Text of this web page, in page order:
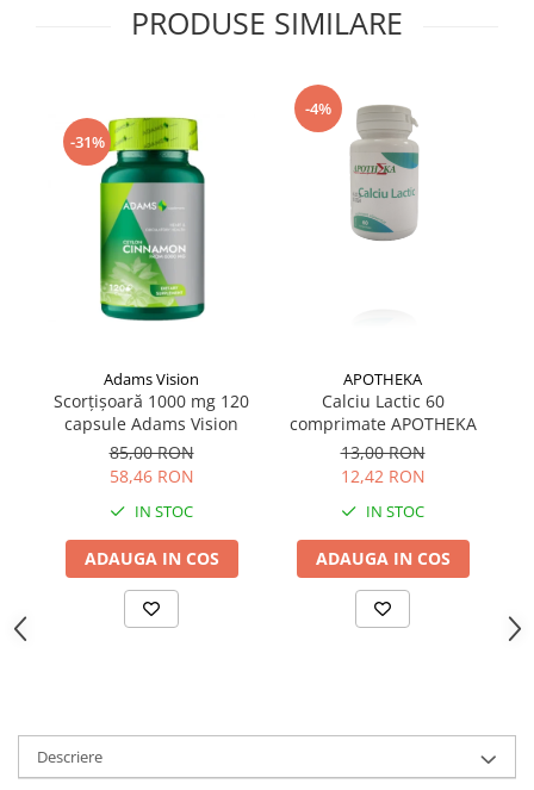
PRODUSE SIMILARE
-31%
Adams Vision
Scorțișoară 1000 mg 120
capsule Adams Vision
85,00 RON
58,46 RON
IN STOC
ADAUGA IN COS
-4%
APOTHEKA
Calciu Lactic 60
comprimate APOTHEKA
13,00 RON
12,42 RON
IN STOC
ADAUGA IN COS
Descriere